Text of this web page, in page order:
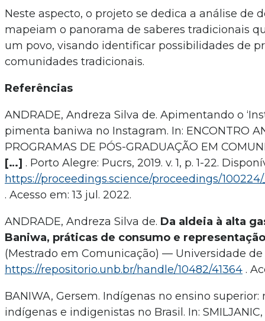
Neste aspecto, o projeto se dedica a análise de
mapeiam o panorama de saberes tradicionais
um povo, visando identificar possibilidades de
comunidades tradicionais.
Referências
ANDRADE, Andreza Silva de. Apimentando o
pimenta baniwa no Instagram. In: ENCONTRO
PROGRAMAS DE PÓS-GRADUAÇÃO EM
[…] . Porto Alegre: Pucrs, 2019. v. 1, p. 1-22.
https://proceedings.science/proceedings/
. Acesso em: 13 jul. 2022.
ANDRADE, Andreza Silva de. Da aldeia à alta
Baniwa, práticas de consumo e
(Mestrado em Comunicação) — Universidade de
https://repositorio.unb.br/handle/10482/41364 .
BANIWA, Gersem. Indígenas no ensino
indígenas e indigenistas no Brasil. In: